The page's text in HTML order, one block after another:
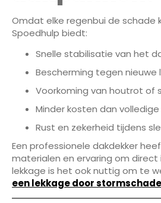
Omdat elke regenbui de schade
Spoedhulp biedt:
Snelle stabilisatie van het
Bescherming tegen nieuwe
Voorkoming van houtrot of
Minder kosten dan
Rust en zekerheid tijdens
Een professionele dakdekker
materialen en ervaring om direct
lekkage is het ook nuttig om te
een lekkage door stormschade